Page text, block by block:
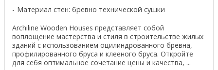
Материал стен: бревно технической сушки
Archiline Wooden Houses представляет собой
воплощение мастерства и стиля в строительстве жилых
зданий с использованием оцилиндрованного бревна,
профилированного бруса и клееного бруса. Откройте
для себя оптимальное сочетание цены и качества, ...